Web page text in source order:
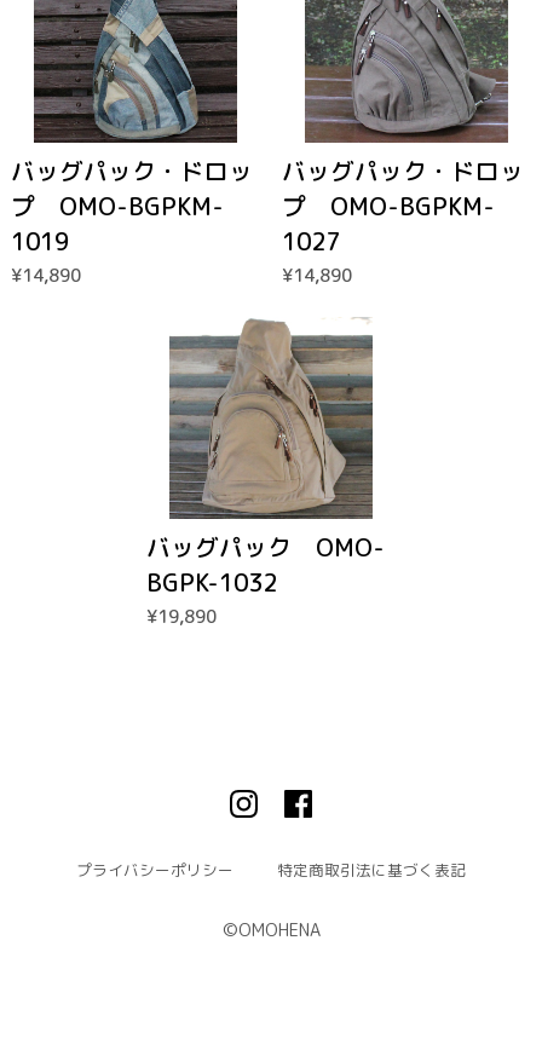
バッグパック・ドロッ
プ OMO-BGPKM-
1019
¥14,890
バッグパック・ドロッ
プ OMO-BGPKM-
1027
¥14,890
バッグパック OMO-
BGPK-1032
¥19,890
プライバシーポリシー 特定商取引法に基づく表記
©︎OMOHENA